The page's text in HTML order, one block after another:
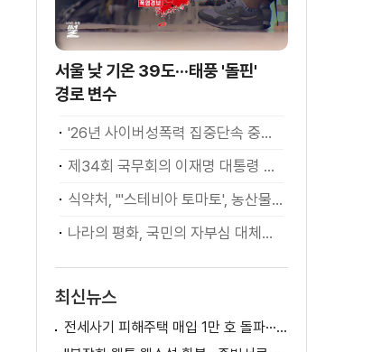
서울 낮 기온 39도···태풍 '돌핀'
경로 변수
'26년 사이버성폭력 집중단속 중간성과 발표···향후 추진계획은?
제34회 국무회의 이재명 대통령 모두발언
식약처, "'스테비아 토마토', 농산물 아닌 가공식품"
나라의 평화, 국민의 자부심 대체불가 대한민국 이재명 대통령 모두말씀
최신뉴스
전세사기 피해주택 매입 1만 호 돌파···피해 지원 속도